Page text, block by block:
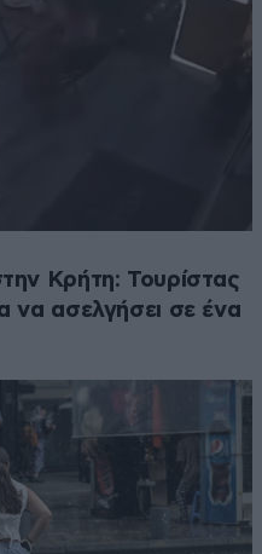
Κρήτη: Τουρίστας
να ασελγήσει σε ένα